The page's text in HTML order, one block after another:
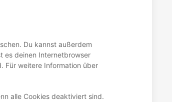
Du kannst außerdem
es deinen Internetbrowser
Für weitere Information über
alle Cookies deaktiviert sind.